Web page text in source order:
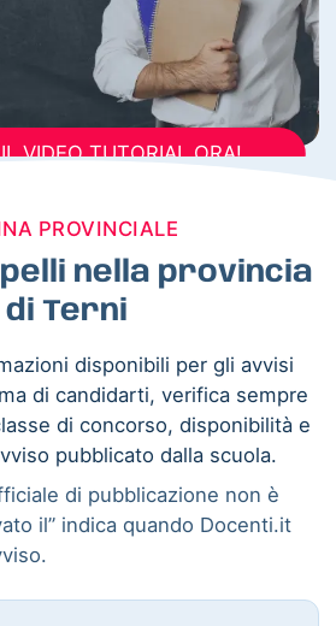
VIDEO TUTORIAL ORA!
PROVINCIALE
nella provincia
di Terni
disponibili per gli avvisi
di candidarti, verifica sempre
di concorso, disponibilità e
pubblicato dalla scuola.
di pubblicazione non è
il” indica quando Docenti.it